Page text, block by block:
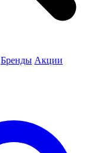
Бренды Акции